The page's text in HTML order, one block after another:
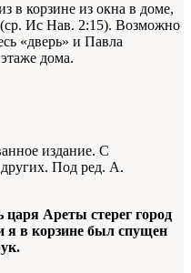
в корзине из окна в доме,
(ср. Ис Нав. 2:15). Возможно
«дверь» и Павла
дома.
издание. С
Под ред. А.
царя Ареты стерег город
я в корзине был спущен